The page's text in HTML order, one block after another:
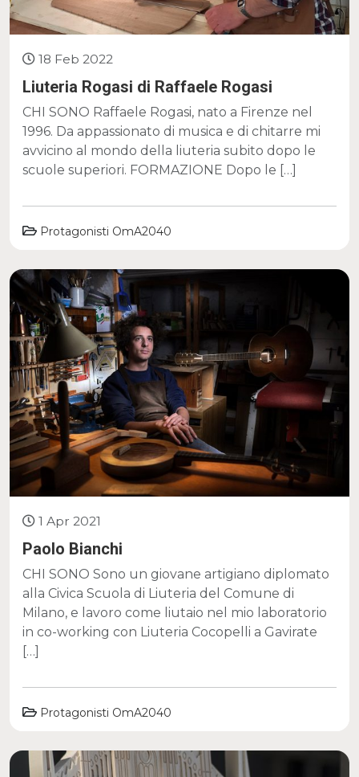
18 Feb 2022
Liuteria Rogasi di Raffaele Rogasi
CHI SONO Raffaele Rogasi, nato a Firenze nel
1996. Da appassionato di musica e di chitarre mi
avvicino al mondo della liuteria subito dopo le
scuole superiori. FORMAZIONE Dopo le […]
Protagonisti OmA2040
1 Apr 2021
Paolo Bianchi
CHI SONO Sono un giovane artigiano diplomato
alla Civica Scuola di Liuteria del Comune di
Milano, e lavoro come liutaio nel mio laboratorio
in co-working con Liuteria Cocopelli a Gavirate
[…]
Protagonisti OmA2040